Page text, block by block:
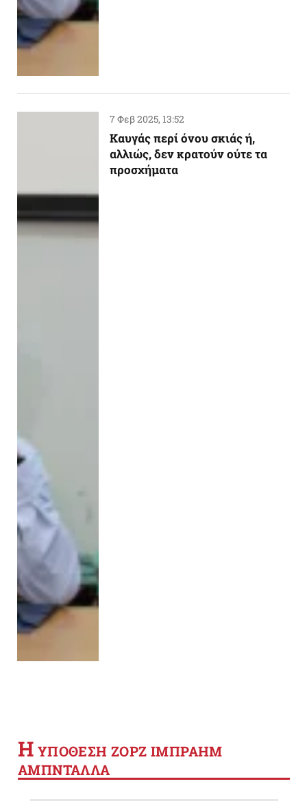
7 Φεβ 2025, 13:52
Καυγάς περί όνου σκιάς ή,
αλλιώς, δεν κρατούν ούτε τα
προσχήματα
Η YΠΟΘΕΣΗ ΖΟΡΖ ΙΜΠΡΑΗΜ
ΑΜΠΝΤΑΛΛΑ